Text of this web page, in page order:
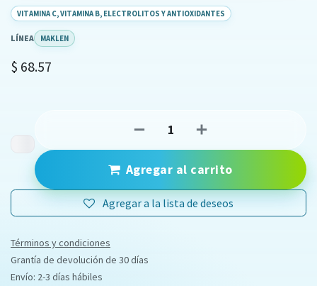
VITAMINA C, VITAMINA B, ELECTROLITOS Y ANTIOXIDANTES
LÍNEA MAKLEN
$ 68.57
Agregar al carrito
Agregar a la lista de deseos
Términos y condiciones
Grantía de devolución de 30 días
Envío: 2-3 días hábiles